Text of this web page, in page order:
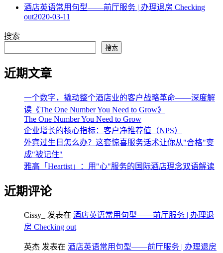
酒店英语常用句型——前厅服务 | 办理退房 Checking
out2020-03-11
搜索
搜索
近期文章
一个数字，撬动整个酒店业的客户战略革命——深度解
读《The One Number You Need to Grow》
The One Number You Need to Grow
企业增长的核心指标：客户净推荐值（NPS）
外宾过生日怎么办？这套惊喜服务话术让你从"合格"变
成"被记住"
雅高「Heartist」：用"心"服务的国际酒店理念双语解读
近期评论
Cissy_ 发表在 酒店英语常用句型——前厅服务 | 办理退
房 Checking out
英杰 发表在 酒店英语常用句型——前厅服务 | 办理退房